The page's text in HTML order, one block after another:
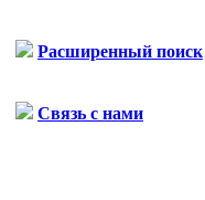
Расширенный поиск
Связь с нами